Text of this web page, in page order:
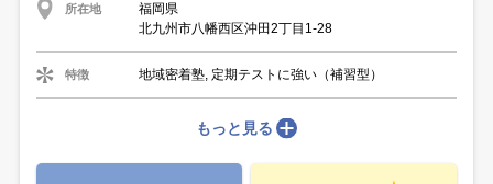
所在地
福岡県
北九州市八幡西区沖田2丁目1-28
特徴 地域密着塾, 定期テストに強い（補習型）
もっと見る